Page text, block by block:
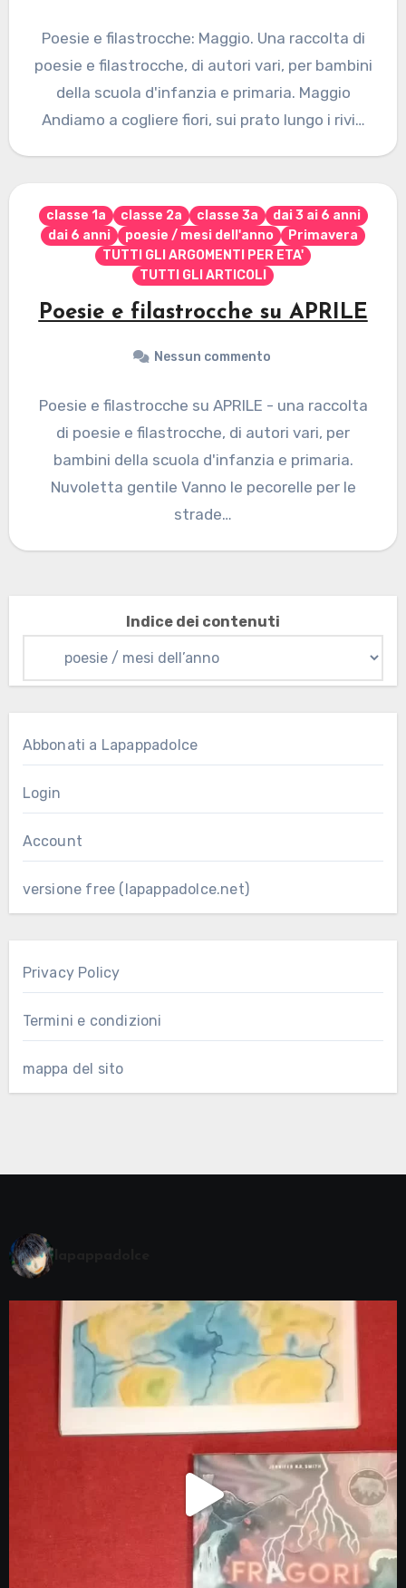
Poesie e filastrocche: Maggio. Una raccolta di
poesie e filastrocche, di autori vari, per bambini
della scuola d'infanzia e primaria. Maggio
Andiamo a cogliere fiori, sui prato lungo i rivi…
classe 1a classe 2a classe 3a
dai 3 ai 6 anni
dai 6 anni
poesie / mesi dell'anno
Primavera
TUTTI GLI ARGOMENTI PER ETA'
TUTTI GLI ARTICOLI
Poesie e filastrocche su APRILE
Nessun commento
Poesie e filastrocche su APRILE - una raccolta
di poesie e filastrocche, di autori vari, per
bambini della scuola d'infanzia e primaria.
Nuvoletta gentile Vanno le pecorelle per le
strade…
Indice dei contenuti
Abbonati a Lapappadolce
Login
Account
versione free (lapappadolce.net)
Privacy Policy
Termini e condizioni
mappa del sito